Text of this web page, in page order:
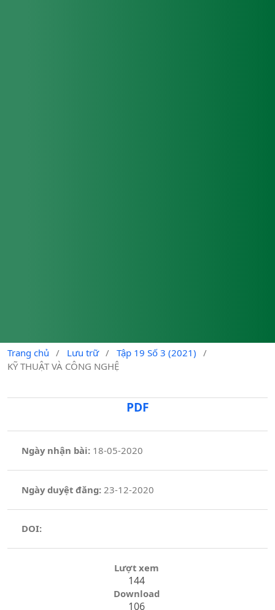
Trang chủ / Lưu trữ / Tập 19 Số 3 (2021)
/
KỸ THUẬT VÀ CÔNG NGHỆ
PDF
Ngày nhận bài: 18-05-2020
Ngày duyệt đăng:23-12-2020
DOI:
Lượt xem
144
Download
106